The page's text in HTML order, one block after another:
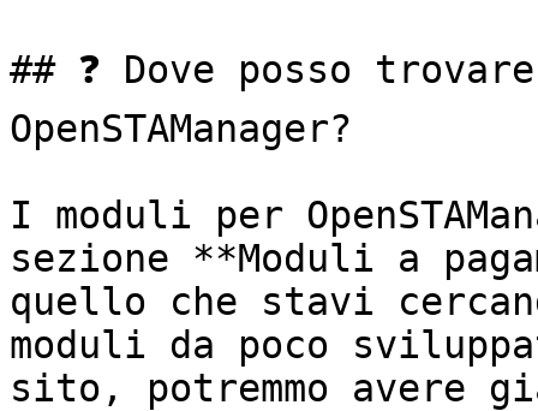
## ❓ Dove posso
OpenSTAManager?
I moduli per
sezione **Moduli a
quello che stavi
moduli da poco
sito, potremmo avere